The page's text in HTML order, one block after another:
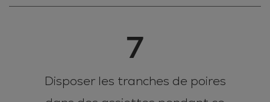
7
Disposer les tranches de poires